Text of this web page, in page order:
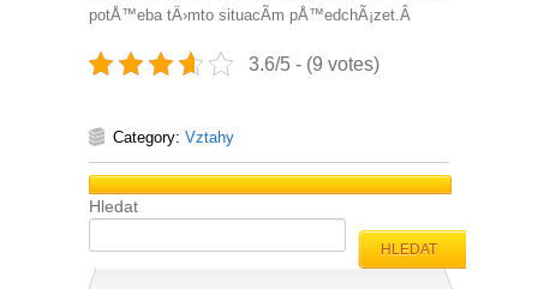
potÅ™eba tÄ›mto situacÃ­m pÅ™edchÃ¡zet.Â
3.6/5 - (9 votes)
Category: Vztahy
Hledat
HLEDAT